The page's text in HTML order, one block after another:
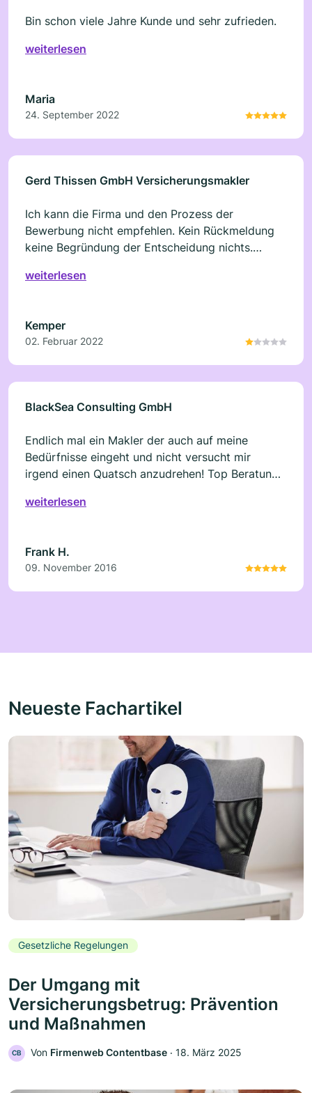
Bin schon viele Jahre Kunde und sehr zufrieden.
weiterlesen
Maria
24. September 2022
Gerd Thissen GmbH Versicherungsmakler
Ich kann die Firma und den Prozess der
Bewerbung nicht empfehlen. Kein Rückmeldung
keine Begründung der Entscheidung nichts.
weiterlesen
Kemper
02. Februar 2022
BlackSea Consulting GmbH
Endlich mal ein Makler der auch auf meine
Bedürfnisse eingeht und nicht versucht mir
irgend einen Quatsch anzudrehen! Top Beratung,
Händen.
weiterlesen
Frank H.
09. November 2016
Neueste Fachartikel
Gesetzliche Regelungen
Der Umgang mit
Versicherungsbetrug: Prävention
und Maßnahmen
CB Von Firmenweb Contentbase ‧ 18. März 2025